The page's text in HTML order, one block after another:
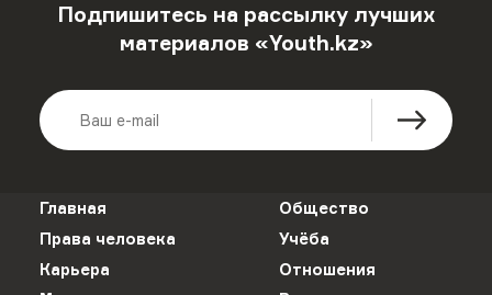
Подпишитесь на рассылку лучших
материалов «Youth.kz»
Главная
Общество
Права человека
Учёба
Карьера
Отношения